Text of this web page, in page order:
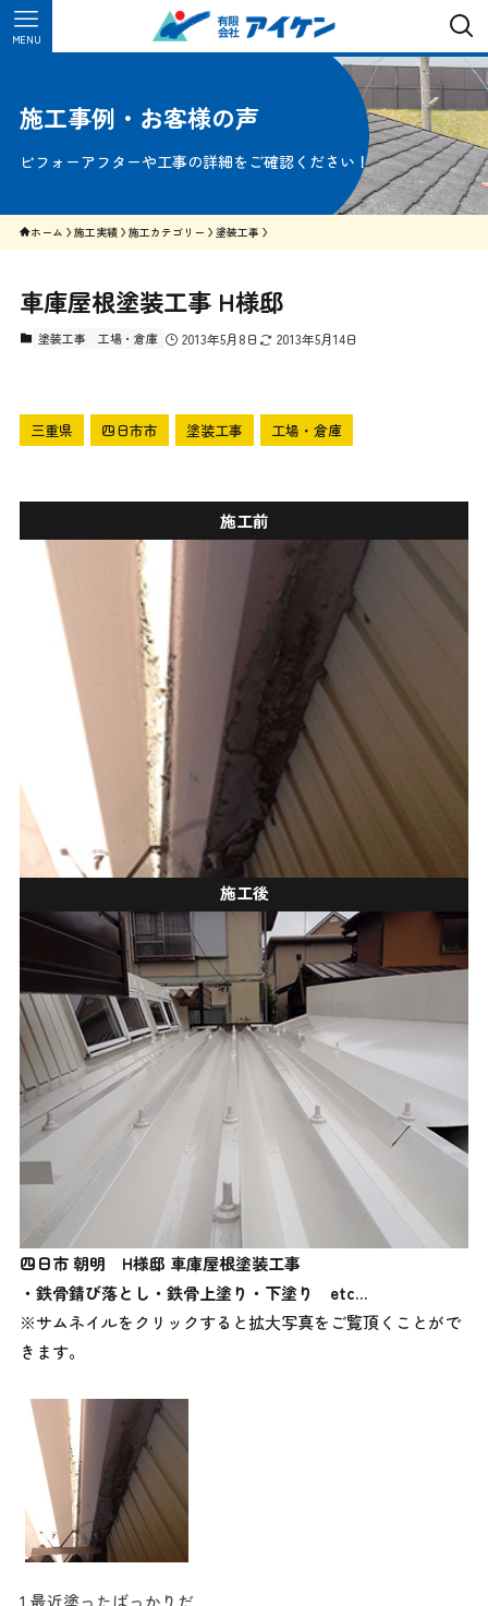
MENU
施工事例・お客様の声
ビフォーアフターや工事の詳細をご確認ください！
ホーム 施工実績 施工カテゴリー 塗装工事
車庫屋根塗装工事 H様邸
塗装工事 工場・倉庫 2013年5月8日 2013年5月14日
三重県 四日市市 塗装工事 工場・倉庫
施工前
施工後
四日市 朝明 H様邸 車庫屋根塗装工事
・鉄骨錆び落とし・鉄骨上塗り・下塗り etc…
※サムネイルをクリックすると拡大写真をご覧頂くことがで
きます。
1.最近塗ったばっかりだ